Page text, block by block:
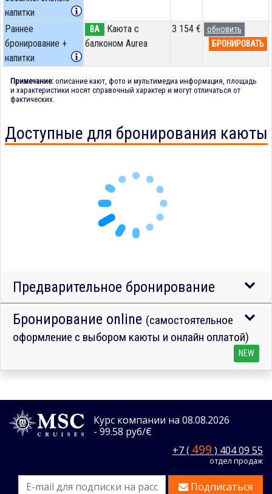
напитки
Раннее
бронирование +
напитки
BA
Каюта с
балконом Aurea
3 154 €
обновить
БРОНИРОВАТЬ
Примечание: описание кают, фото и мультимедиа информация, площадь
и характеристики носят справочный характер и могут отличаться от
фактических.
Доступные для бронирования каюты
Предварительное бронирование
Бронирование online (самостоятельное
оформление с выбором каюты и онлайн оплатой)
NEW
Курс компании на 08.08.2026
- 99.58 руб/€
+7 ( 499 ) 404 09 55
отдел продаж
Подписаться